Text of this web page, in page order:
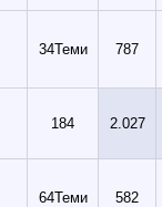
34Теми 787
184 2.027
64Теми 582